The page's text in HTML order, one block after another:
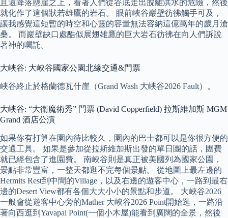
且還降落懸崖之上，看著人們從谷底走出脫離洪水的危險，然後
就化作了這個狀若雄鷹的岩石。 眼前峽谷巖壁彷彿觸手可及，
讓我感覺這短暫的時空和心靈的容量無法容納這億萬年的歲月滄
桑。 而巖壁缺口處酷似展翅雄鷹的巨大岩石彷彿在向人們訴說
著神的囑託。
大峽谷: 大峽谷國家公園北緣交通&門票
峽谷終止於格蘭德瓦什崖（Grand Wash 大峽谷2026 Fault）。
大峽谷: “大衛魔術秀” 門票 (David Copperfield) 拉斯維加斯 MGM
Grand 酒店公演
如果你有打算在園內待比較久，園內的巴士都可以是你很方便的
交通工具。 如果是參加從拉斯維加斯出發的單日團的話，團費
就已經包含了進園費。 南峽谷則是真正被美國列為國家公園，
景點非常豐富，一整天都逛不完每個景點。 從地圖上最左邊的
Hermits Rest到中間的Village，以及右邊的遊客中心，一路到最右
邊的Desert View都有各個大大小小的景點和步道。 大峽谷2026
一般會從遊客中心旁的Mather 大峽谷2026 Point開始逛，一路沿
著向西逛到Yavapai Point(一個小木屋)能看到廣闊的全景，然後